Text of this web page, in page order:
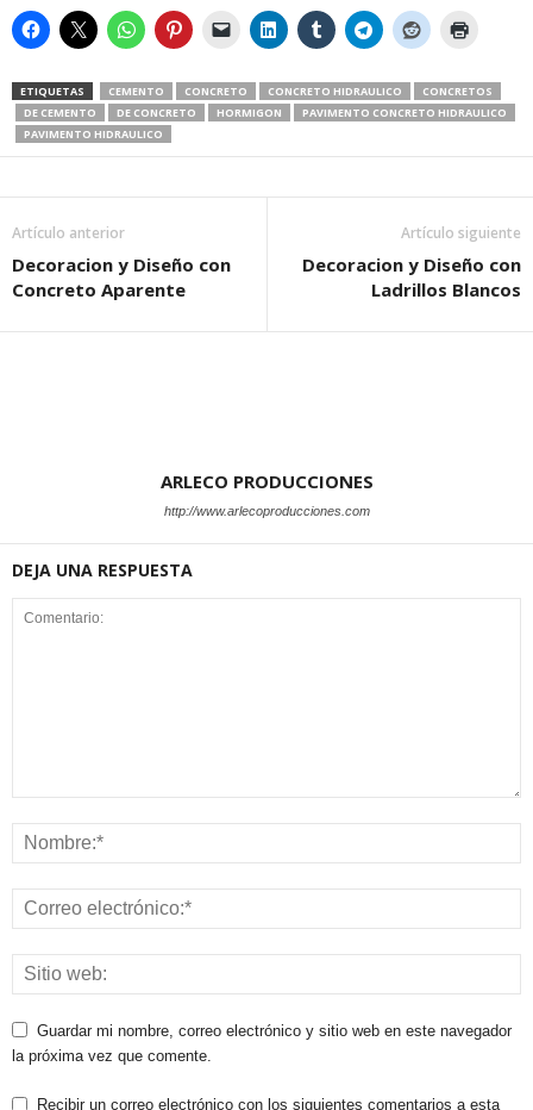
ETIQUETAS CEMENTO CONCRETO CONCRETO HIDRAULICO
CONCRETOS
DE CEMENTO
DE CONCRETO HORMIGON
PAVIMENTO CONCRETO HIDRAULICO
PAVIMENTO HIDRAULICO
Artículo anterior
Decoracion y Diseño con
Concreto Aparente
Artículo siguiente
Decoracion y Diseño con
Ladrillos Blancos
ARLECO PRODUCCIONES
http://www.arlecoproducciones.com
DEJA UNA RESPUESTA
Guardar mi nombre, correo electrónico y sitio web en este navegador
la próxima vez que comente.
Recibir un correo electrónico con los siguientes comentarios a esta